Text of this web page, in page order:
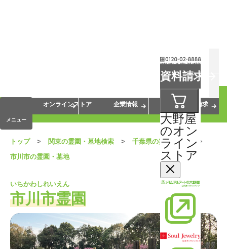
資料請求
大野屋
のオン
ライン
ストア
メニュー
会員サービス
オンラインストア
企業情報 資料請求
トップ 関東の霊園・墓地検索
千葉県の霊園・墓地
市川市の霊園・墓地
いちかわしれいえん
市川市霊園